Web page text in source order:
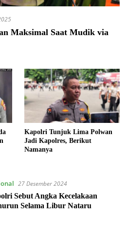
Maksimal Saat Mudik via
Kapolri Tunjuk Lima Polwan
Jadi Kapolres, Berikut
Namanya
27 Desember 2024
Sebut Angka Kecelakaan
Selama Libur Nataru